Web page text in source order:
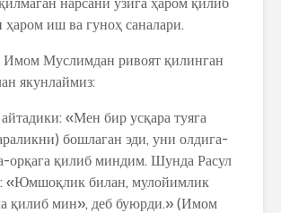
иш ва гуноҳ саналари.
Муслимдан ривоят қилинган
якунлаймиз:
«Мен бир усқара туяга
бошлаган эди, уни олдига-
орқага қилиб миндим. Шунда Расул
«Юмшоқлик билан, мулойимлик
қилиб мин», деб буюрди.» (Имом